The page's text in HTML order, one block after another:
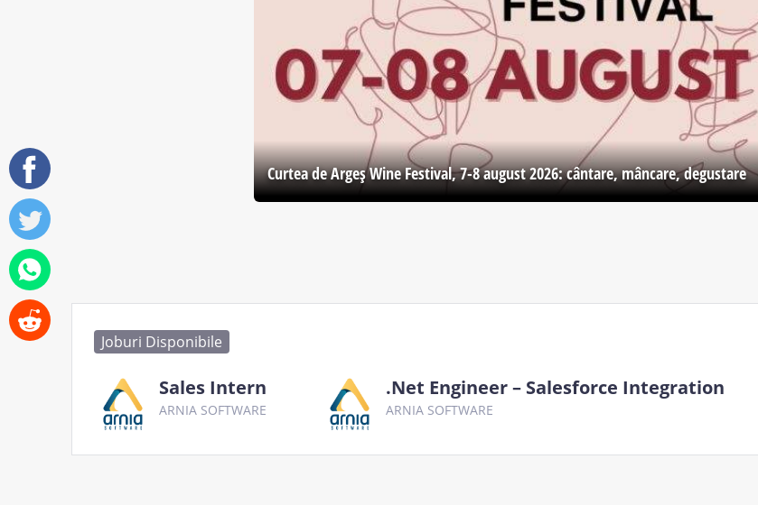
Curtea de Argeş Wine Festival, 7-8 august 2026: cântare, mâncare, degustare
Joburi Disponibile
Sales Intern
ARNIA SOFTWARE
.Net Engineer – Salesforce Integration
ARNIA SOFTWARE